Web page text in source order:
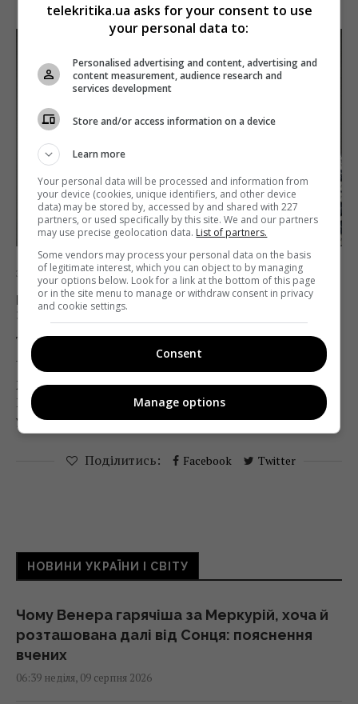
ЗМІ Новини
Матвій Ганапольський піде з українських
ЗМІ у разі встановлення мовних квот
Telekritika
02.11.2016 12:53
Журналіст і теле- і радіоведучий Матвій
Ганапольський не має наміру працювати в
українських ЗМІ в разі встановлення квот...
Поділитись: Facebook Twitter
НОВИНИ УКРАЇНИ І СВІТУ
Чому Венера гарячіша за Меркурій, хоча й
розташована далі від Сонця: пояснення
вчених
06:39 неділя, 09 серпня 2026
telekritika.ua asks for your consent to use
your personal data to:
Personalised advertising and content, advertising and
content measurement, audience research and
services development
Store and/or access information on a device
Learn more
Your personal data will be processed and information from
your device (cookies, unique identifiers, and other device
data) may be stored by, accessed by and shared with 227
partners, or used specifically by this site. We and our partners
may use precise geolocation data. List of partners.
Some vendors may process your personal data on the basis
of legitimate interest, which you can object to by managing
your options below. Look for a link at the bottom of this page
or in the site menu to manage or withdraw consent in privacy
and cookie settings.
Consent
Manage options